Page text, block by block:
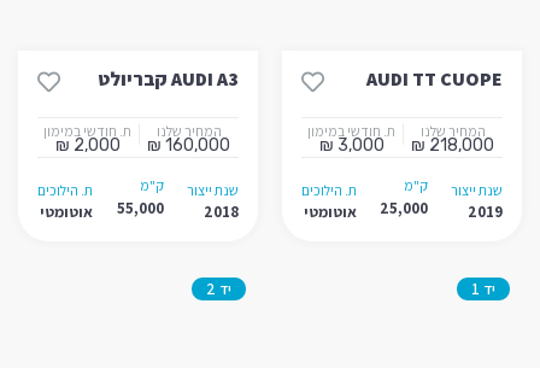
AUDI TT CUOPE
המחיר שלנו
218,000 ₪
ת. חודשי במימון
3,000 ₪
שנת ייצור
2019
ק"מ
25,000
ת. הילוכים
אוטומטי
AUDI A3 קבריולט
המחיר שלנו
160,000 ₪
ת. חודשי במימון
2,000 ₪
שנת ייצור
2018
ק"מ
55,000
ת. הילוכים
אוטומטי
יד 1 יד 2